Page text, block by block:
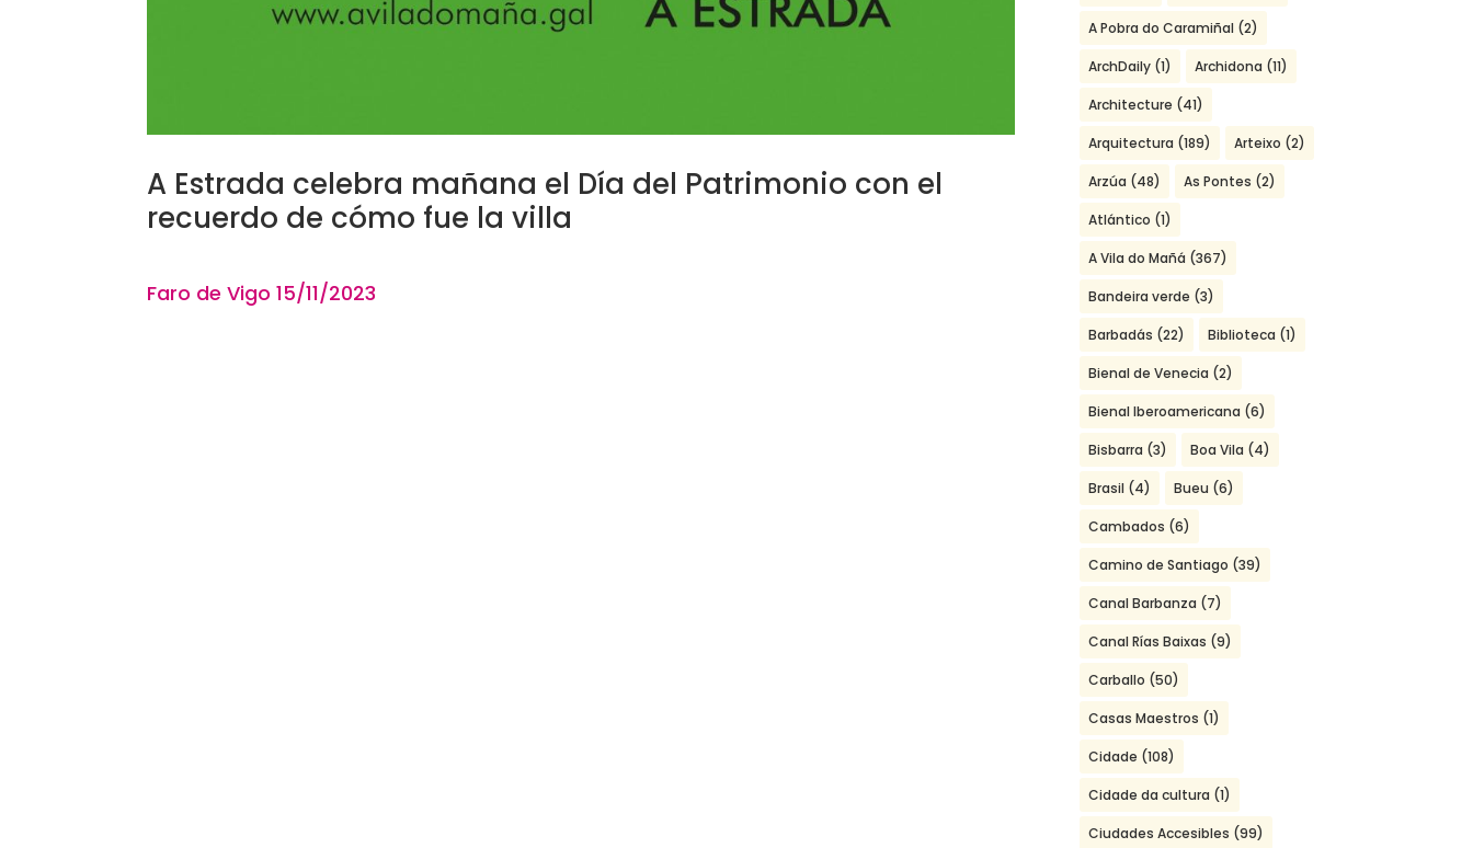
A Estrada celebra mañana el Día del Patrimonio con el
recuerdo de cómo fue la villa
Faro de Vigo 15/11/2023
A Pobra do Caramiñal (2)
ArchDaily (1) Archidona (11)
Architecture (41)
Arquitectura (189) Arteixo (2)
Arzúa (48) As Pontes (2)
Atlántico (1)
A Vila do Mañá (367)
Bandeira verde (3)
Barbadás (22) Biblioteca (1)
Bienal de Venecia (2)
Bienal Iberoamericana (6)
Bisbarra (3) Boa Vila (4)
Brasil (4) Bueu (6)
Cambados (6)
Camino de Santiago (39)
Canal Barbanza (7)
Canal Rías Baixas (9)
Carballo (50)
Casas Maestros (1)
Cidade (108)
Cidade da cultura (1)
Ciudades Accesibles (99)